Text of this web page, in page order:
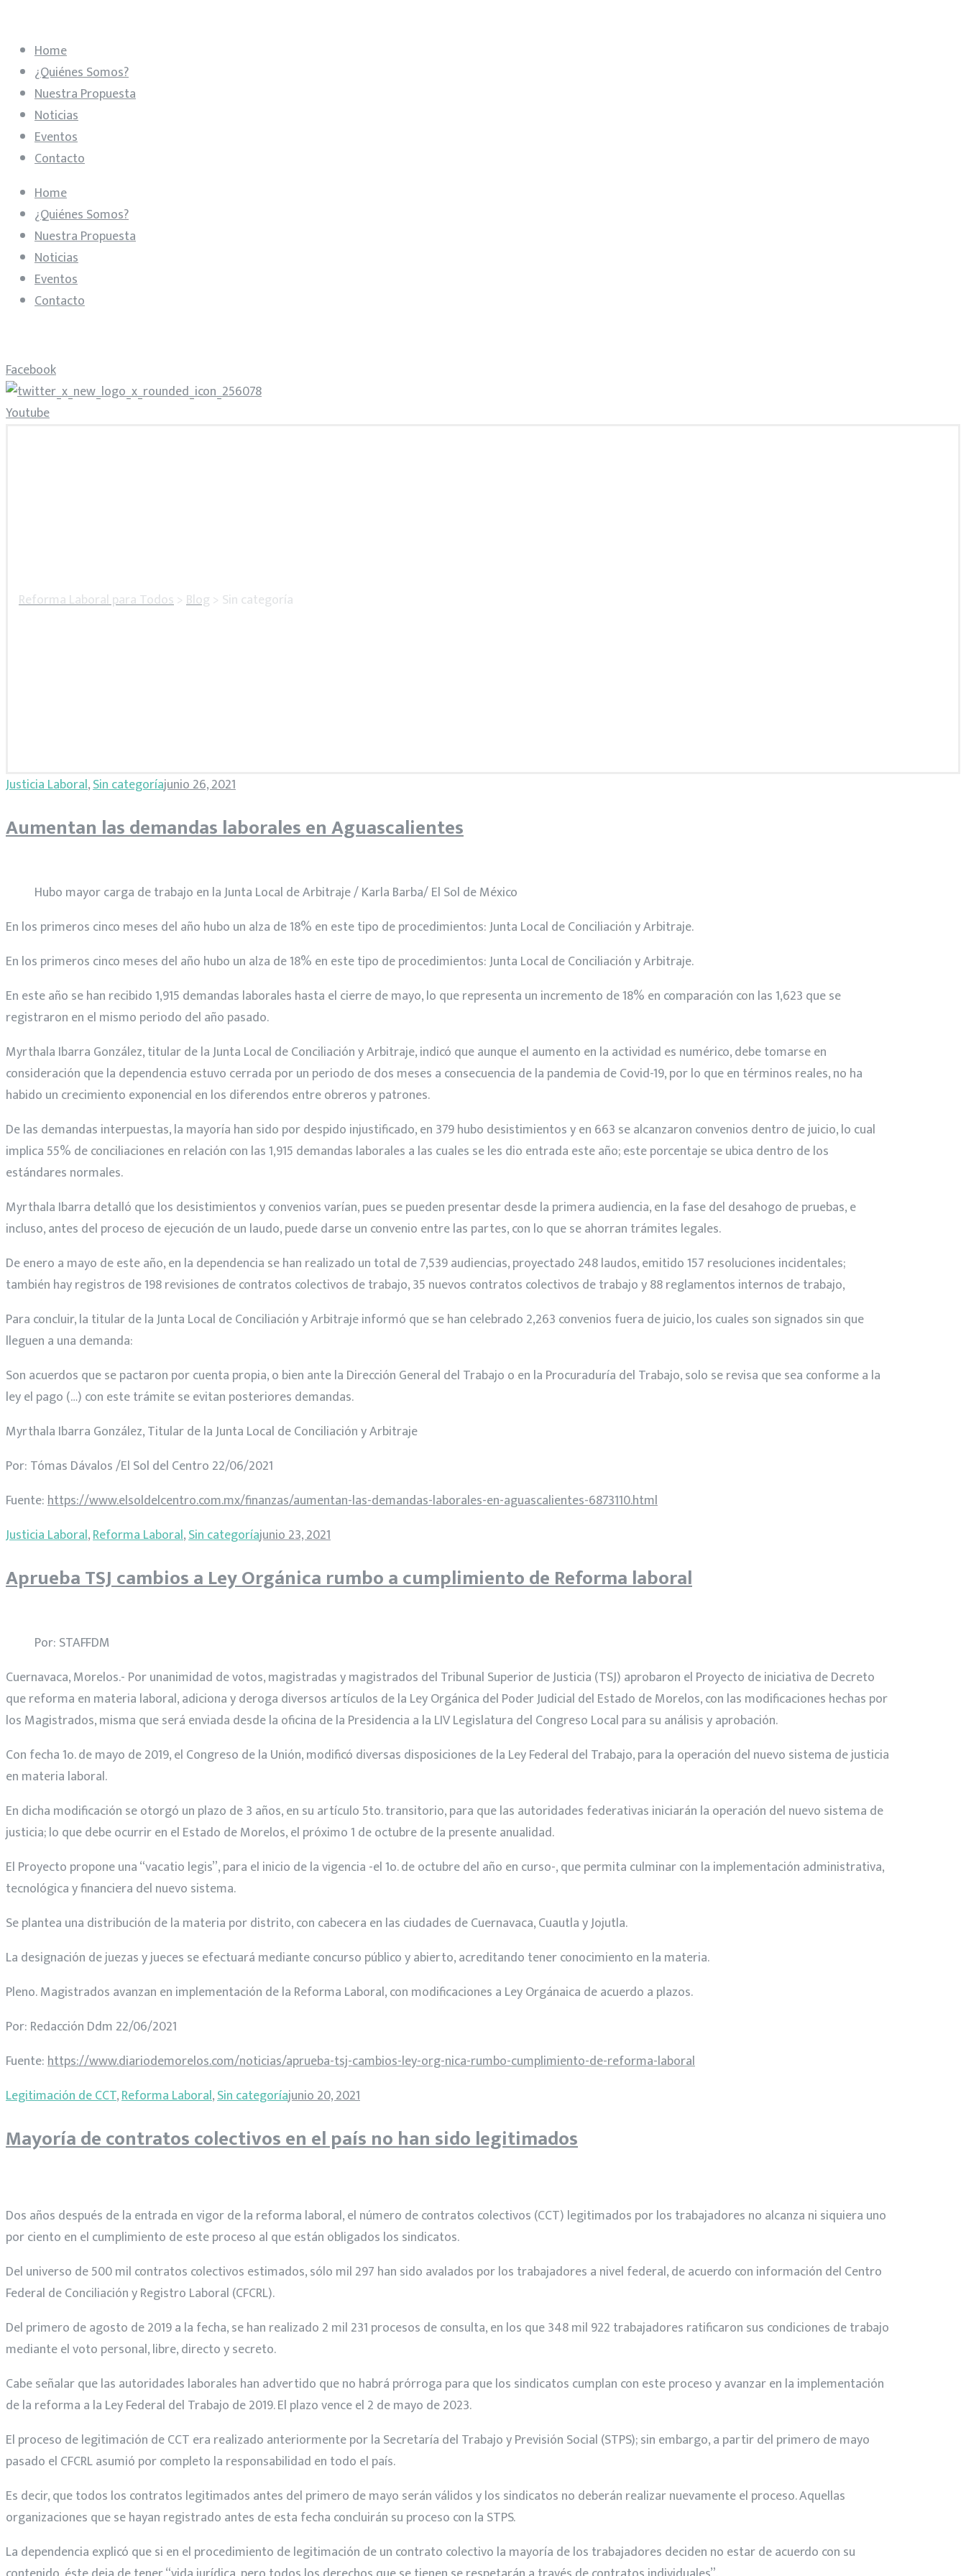
Home
¿Quiénes Somos?
Nuestra Propuesta
Noticias
Eventos
Contacto
Home
¿Quiénes Somos?
Nuestra Propuesta
Noticias
Eventos
Contacto
Facebook
Youtube
Reforma Laboral para Todos> Blog > Sin categoría
Categoría:
Sin
categoría
Justicia Laboral,Sin categoríajunio 26, 2021
Aumentan las demandas laborales en Aguascalientes
Hubo mayor carga de trabajo en la Junta Local de Arbitraje / Karla Barba/ El Sol de México
En los primeros cinco meses del año hubo un alza de 18% en este tipo de procedimientos: Junta Local de Conciliación y Arbitraje.
En los primeros cinco meses del año hubo un alza de 18% en este tipo de procedimientos: Junta Local de Conciliación y Arbitraje.
En este año se han recibido 1,915 demandas laborales hasta el cierre de mayo, lo que representa un incremento de 18% en comparación con las 1,623 que se
registraron en el mismo periodo del año pasado.
Myrthala Ibarra González, titular de la Junta Local de Conciliación y Arbitraje, indicó que aunque el aumento en la actividad es numérico, debe tomarse en
consideración que la dependencia estuvo cerrada por un periodo de dos meses a consecuencia de la pandemia de Covid-19, por lo que en términos reales, no ha
habido un crecimiento exponencial en los diferendos entre obreros y patrones.
De las demandas interpuestas, la mayoría han sido por despido injustificado, en 379 hubo desistimientos y en 663 se alcanzaron convenios dentro de juicio, lo cual
implica 55% de conciliaciones en relación con las 1,915 demandas laborales a las cuales se les dio entrada este año; este porcentaje se ubica dentro de los
estándares normales.
Myrthala Ibarra detalló que los desistimientos y convenios varían, pues se pueden presentar desde la primera audiencia, en la fase del desahogo de pruebas, e
incluso, antes del proceso de ejecución de un laudo, puede darse un convenio entre las partes, con lo que se ahorran trámites legales.
De enero a mayo de este año, en la dependencia se han realizado un total de 7,539 audiencias, proyectado 248 laudos, emitido 157 resoluciones incidentales;
también hay registros de 198 revisiones de contratos colectivos de trabajo, 35 nuevos contratos colectivos de trabajo y 88 reglamentos internos de trabajo,
Para concluir, la titular de la Junta Local de Conciliación y Arbitraje informó que se han celebrado 2,263 convenios fuera de juicio, los cuales son signados sin que
lleguen a una demanda:
Son acuerdos que se pactaron por cuenta propia, o bien ante la Dirección General del Trabajo o en la Procuraduría del Trabajo, solo se revisa que sea conforme a la
ley el pago (…) con este trámite se evitan posteriores demandas.
Myrthala Ibarra González, Titular de la Junta Local de Conciliación y Arbitraje
Por: Tómas Dávalos /El Sol del Centro 22/06/2021
Fuente:https://www.elsoldelcentro.com.mx/finanzas/aumentan-las-demandas-laborales-en-aguascalientes-6873110.html
Justicia Laboral,Reforma Laboral,Sin categoríajunio 23, 2021
Aprueba TSJ cambios a Ley Orgánica rumbo a cumplimiento de Reforma laboral
Por: STAFFDM
Cuernavaca, Morelos.- Por unanimidad de votos, magistradas y magistrados del Tribunal Superior de Justicia (TSJ) aprobaron el Proyecto de iniciativa de Decreto
que reforma en materia laboral, adiciona y deroga diversos artículos de la Ley Orgánica del Poder Judicial del Estado de Morelos, con las modificaciones hechas por
los Magistrados, misma que será enviada desde la oficina de la Presidencia a la LIV Legislatura del Congreso Local para su análisis y aprobación.
Con fecha 1o. de mayo de 2019, el Congreso de la Unión, modificó diversas disposiciones de la Ley Federal del Trabajo, para la operación del nuevo sistema de justicia
en materia laboral.
En dicha modificación se otorgó un plazo de 3 años, en su artículo 5to. transitorio, para que las autoridades federativas iniciarán la operación del nuevo sistema de
justicia; lo que debe ocurrir en el Estado de Morelos, el próximo 1 de octubre de la presente anualidad.
El Proyecto propone una “vacatio legis”, para el inicio de la vigencia -el 1o. de octubre del año en curso-, que permita culminar con la implementación administrativa,
tecnológica y financiera del nuevo sistema.
Se plantea una distribución de la materia por distrito, con cabecera en las ciudades de Cuernavaca, Cuautla y Jojutla.
La designación de juezas y jueces se efectuará mediante concurso público y abierto, acreditando tener conocimiento en la materia.
Pleno. Magistrados avanzan en implementación de la Reforma Laboral, con modificaciones a Ley Orgánaica de acuerdo a plazos.
Por: Redacción Ddm 22/06/2021
Fuente:https://www.diariodemorelos.com/noticias/aprueba-tsj-cambios-ley-org-nica-rumbo-cumplimiento-de-reforma-laboral
Legitimación de CCT,Reforma Laboral,Sin categoríajunio 20, 2021
Mayoría de contratos colectivos en el país no han sido legitimados
Dos años después de la entrada en vigor de la reforma laboral, el número de contratos colectivos (CCT) legitimados por los trabajadores no alcanza ni siquiera uno
por ciento en el cumplimiento de este proceso al que están obligados los sindicatos.
Del universo de 500 mil contratos colectivos estimados, sólo mil 297 han sido avalados por los trabajadores a nivel federal, de acuerdo con información del Centro
Federal de Conciliación y Registro Laboral (CFCRL).
Del primero de agosto de 2019 a la fecha, se han realizado 2 mil 231 procesos de consulta, en los que 348 mil 922 trabajadores ratificaron sus condiciones de trabajo
mediante el voto personal, libre, directo y secreto.
Cabe señalar que las autoridades laborales han advertido que no habrá prórroga para que los sindicatos cumplan con este proceso y avanzar en la implementación
de la reforma a la Ley Federal del Trabajo de 2019. El plazo vence el 2 de mayo de 2023.
El proceso de legitimación de CCT era realizado anteriormente por la Secretaría del Trabajo y Previsión Social (STPS); sin embargo, a partir del primero de mayo
pasado el CFCRL asumió por completo la responsabilidad en todo el país.
Es decir, que todos los contratos legitimados antes del primero de mayo serán válidos y los sindicatos no deberán realizar nuevamente el proceso. Aquellas
organizaciones que se hayan registrado antes de esta fecha concluirán su proceso con la STPS.
La dependencia explicó que si en el procedimiento de legitimación de un contrato colectivo la mayoría de los trabajadores deciden no estar de acuerdo con su